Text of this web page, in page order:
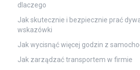
dlaczego
Jak skutecznie i bezpiecznie prać
wskazówki
Jak wycisnąć więcej godzin z
Jak zarządzać transportem w firmie